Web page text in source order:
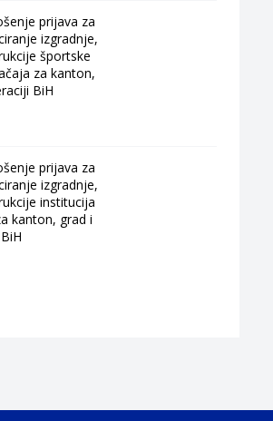
prijava za
izgradnje,
športske
za kanton,
BiH
prijava za
izgradnje,
institucija
kanton, grad i